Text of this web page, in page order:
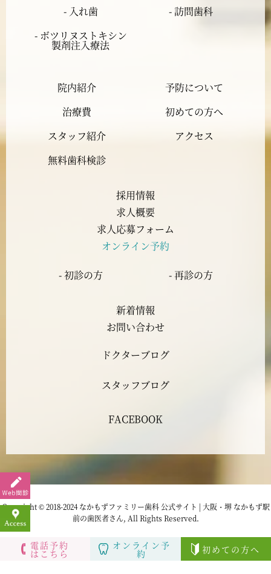
電話予約
はこちら
オンライン予
約 初めての方へ
2023年11月
2023年8月
2023年7月
2023年4月
2023年3月
2023年2月
2023年1月
2022年12月
2022年10月
2022年9月
- 入れ歯
- 訪問歯科
- ボツリヌストキシン
製剤注入療法
院内紹介
予防について
治療費
初めての方へ
スタッフ紹介
アクセス
無料歯科検診
採用情報
求人概要
求人応募フォーム
オンライン予約
- 初診の方 - 再診の方
新着情報
お問い合わせ
ドクターブログ
スタッフブログ
FACEBOOK
Copyright © 2018-2024 なかもずファミリー歯科 公式サイト | 大阪・堺 なかもず駅
前の歯医者さん, All Rights Reserved.